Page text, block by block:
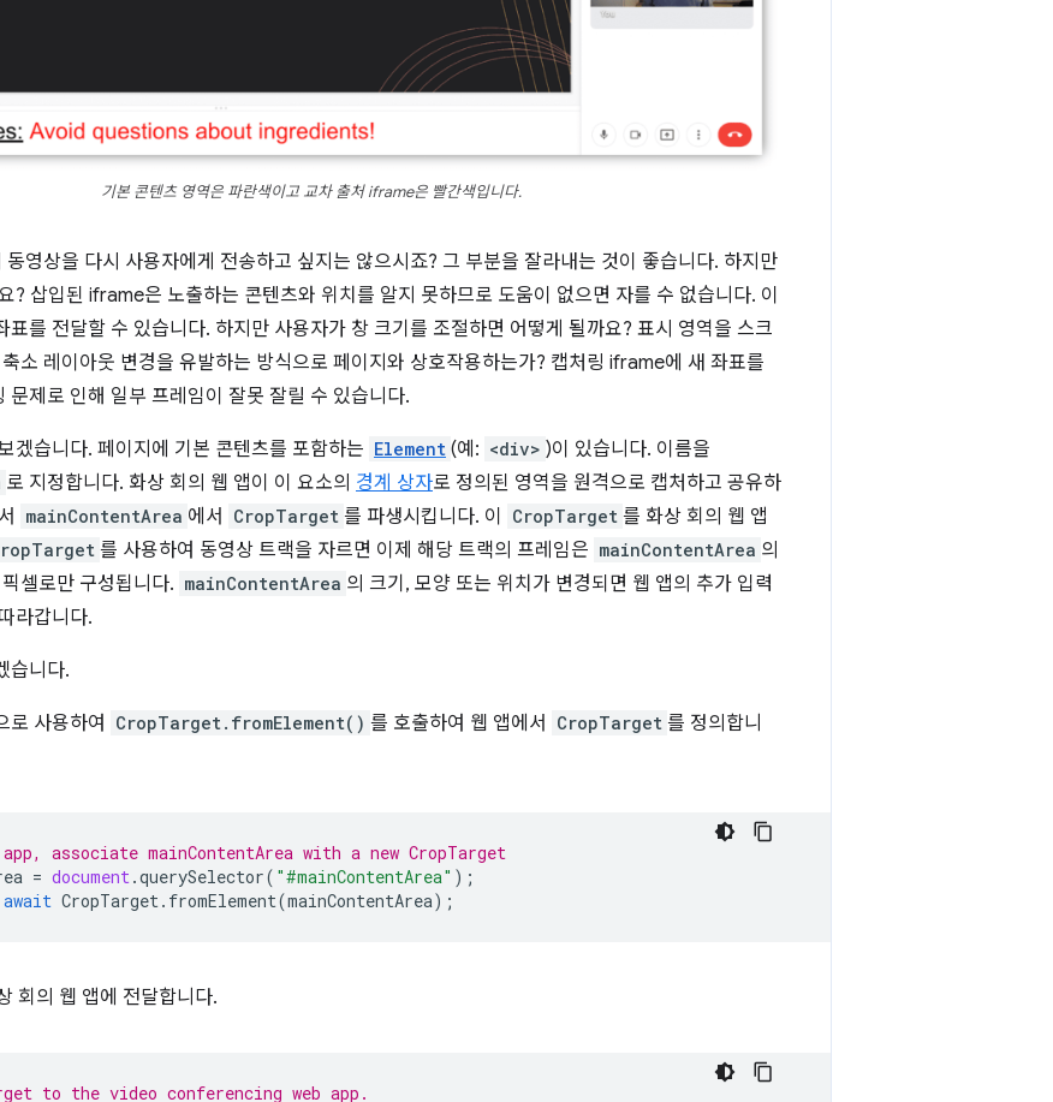
기본 콘텐츠 영역은 파란색이고 교차 출처 iframe은 빨간색입니다.
동영상을 다시 사용자에게 전송하고 싶지는 않으시죠? 그 부분을 잘라내는 것이 좋습니다. 하지만
? 삽입된 iframe은 노출하는 콘텐츠와 위치를 알지 못하므로 도움이 없으면 자를 수 없습니다. 이
표를 전달할 수 있습니다. 하지만 사용자가 창 크기를 조절하면 어떻게 될까요? 표시 영역을 스크
소 레이아웃 변경을 유발하는 방식으로 페이지와 상호작용하는가? 캡처링 iframe에 새 좌표를
문제로 인해 일부 프레임이 잘못 잘릴 수 있습니다.
겠습니다. 페이지에 기본 콘텐츠를 포함하는 Element (예: <div> )이 있습니다. 이름을
로 지정합니다. 화상 회의 웹 앱이 이 요소의 경계 상자로 정의된 영역을 원격으로 캡처하고 공유하
mainContentArea 에서 CropTarget 를 파생시킵니다. 이 CropTarget 를 화상 회의 웹 앱
를 사용하여 동영상 트랙을 자르면 이제 해당 트랙의 프레임은 mainContentArea 의
셀로만 구성됩니다. mainContentArea 의 크기, 모양 또는 위치가 변경되면 웹 앱의 추가 입력
라갑니다.
습니다.
로 사용하여 CropTarget.fromElement() 를 호출하여 웹 앱에서 CropTarget 를 정의합니
associate mainContentArea with a new CropTarget
= document.querySelector( "#mainContentArea" );
await CropTarget. fromElement(mainContentArea);
회의 웹 앱에 전달합니다.
to the video conferencing web app.